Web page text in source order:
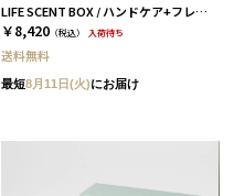
LIFE SCENT BOX / ハンドケア+フレグランス / ブルー＆ピンク
￥8,420 （税込） 入荷待ち
送料無料
最短8月11日(火)にお届け